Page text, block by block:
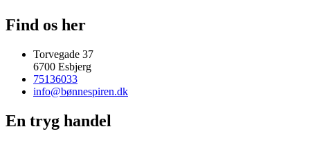
Find os her
Torvegade 37
6700 Esbjerg
75136033
info@bønnespiren.dk
En tryg handel